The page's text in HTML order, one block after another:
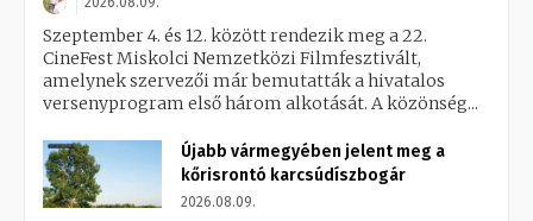
Szeptember 4. és 12. között rendezik meg a 22.
CineFest Miskolci Nemzetközi Filmfesztivált,
amelynek szervezői már bemutatták a hivatalos
versenyprogram első három alkotását. A közönség...
Újabb vármegyében jelent meg a
kőrisrontó karcsúdíszbogár
2026.08.09.